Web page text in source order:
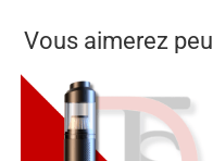
Vous aimerez